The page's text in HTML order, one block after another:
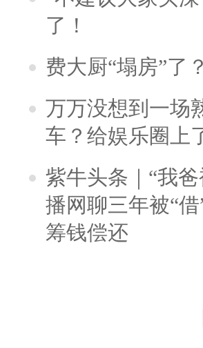
了！
费大厨“塌房”了？
万万没想到一场
车？给娱乐圈上
紫牛头条｜“我
播网聊三年被“
筹钱偿还